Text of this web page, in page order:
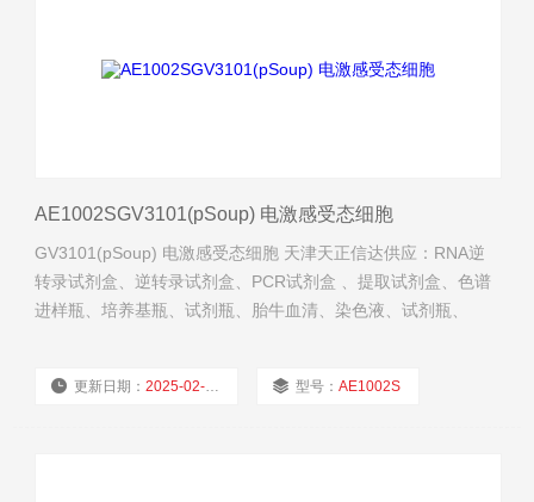
AE1002SGV3101(pSoup) 电激感受态细胞
GV3101(pSoup) 电激感受态细胞 天津天正信达供应：RNA逆
转录试剂盒、逆转录试剂盒、PCR试剂盒 、提取试剂盒、色谱
进样瓶、培养基瓶、试剂瓶、胎牛血清、染色液、试剂瓶、
更新日期：2025-02-27 型号：AE1002S